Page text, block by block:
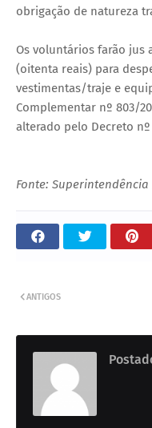
obrigação de natureza
Os voluntários farão jus
(oitenta reais) para
vestimentas/traje e
Complementar nº 803/
alterado pelo Decreto nº
Fonte:
ANTIGOS